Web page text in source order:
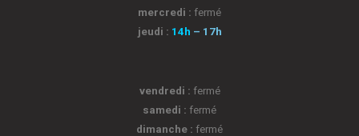
mercredi : fermé
jeudi : 14h – 17h
vendredi : fermé
samedi : fermé
dimanche : fermé